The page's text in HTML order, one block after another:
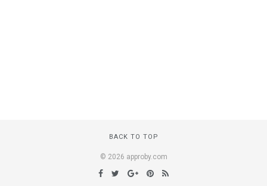
BACK TO TOP
© 2026 approby.com